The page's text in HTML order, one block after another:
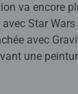
va encore
Star
avec
une